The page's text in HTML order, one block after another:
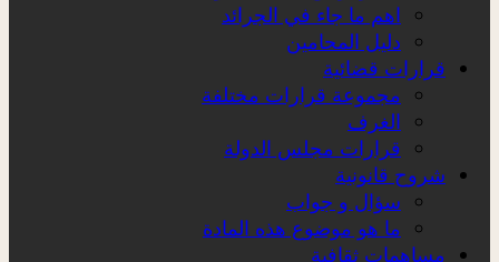
اهم ما جاء في الجرائد
دليل المحامين
قرارات قضائية
مجموعة قرارات مختلفة
الغرف
قرارات مجلس الدولة
شروح قانونية
سؤال و جواب
ما هو موضوع هذه المادة
مساهمات ثقافية